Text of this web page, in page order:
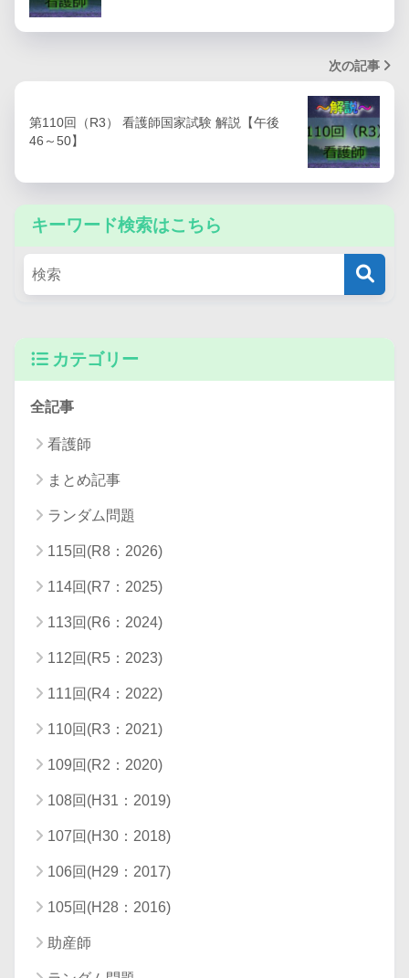
次の記事
第110回（R3） 看護師国家試験 解説【午後
46～50】
キーワード検索はこちら
カテゴリー
全記事
看護師
まとめ記事
ランダム問題
115回(R8：2026)
114回(R7：2025)
113回(R6：2024)
112回(R5：2023)
111回(R4：2022)
110回(R3：2021)
109回(R2：2020)
108回(H31：2019)
107回(H30：2018)
106回(H29：2017)
105回(H28：2016)
助産師